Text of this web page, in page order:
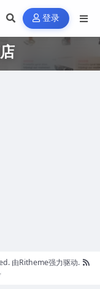
登录
由Ritheme强力驱动.